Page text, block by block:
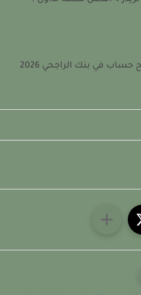
في بنك الراجحي 2026